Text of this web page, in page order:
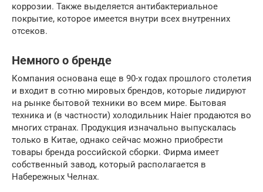
коррозии. Также выделяется антибактериальное
покрытие, которое имеется внутри всех внутренних
отсеков.
Немного о бренде
Компания основана еще в 90-х годах прошлого столетия
и входит в сотню мировых брендов, которые лидируют
на рынке бытовой техники во всем мире. Бытовая
техника и (в частности) холодильник Haier продаются во
многих странах. Продукция изначально выпускалась
только в Китае, однако сейчас можно приобрести
товары бренда российской сборки. Фирма имеет
собственный завод, который располагается в
Набережных Челнах.